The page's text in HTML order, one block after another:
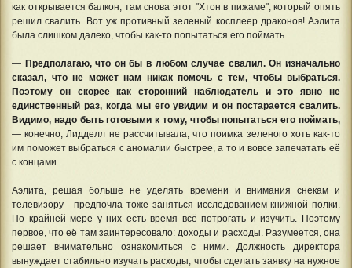
как открывается балкон, там снова этот "Хтон в пижаме", который опять
решил свалить. Вот уж противный зеленый косплеер драконов! Аэлита
была слишком далеко, чтобы как-то попытаться его поймать.
— Предполагаю, что он бы в любом случае свалил. Он изначально
сказал, что не может нам никак помочь с тем, чтобы выбраться.
Поэтому он скорее как сторонний наблюдатель и это явно не
единственный раз, когда мы его увидим и он постарается свалить.
Видимо, надо быть готовыми к тому, чтобы попытаться его поймать,
— конечно, Лидделл не рассчитывала, что поимка зеленого хоть как-то
им поможет выбраться с аномалии быстрее, а то и вовсе запечатать её
с концами.
Аэлита, решая больше не уделять времени и внимания снекам и
телевизору - предпочла тоже заняться исследованием книжной полки.
По крайней мере у них есть время всё потрогать и изучить. Поэтому
первое, что её там заинтересовало: доходы и расходы. Разумеется, она
решает внимательно ознакомиться с ними. Должность директора
вынуждает стабильно изучать расходы, чтобы сделать заявку на нужное